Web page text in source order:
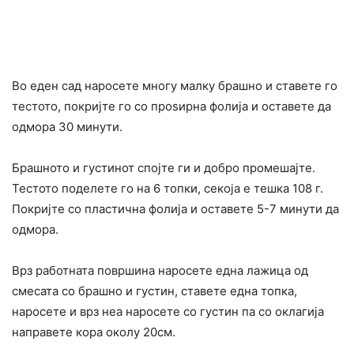
Во еден сад наросете многу малку брашно и ставете го
тестото, покријте го со проѕирна фолија и оставете да
одмора 30 минути.
Брашното и густинот спојте ги и добро промешајте.
Тестото поделете го на 6 топки, секоја е тешка 108 г.
Покријте со пластична фолија и оставете 5-7 минути да
одмора.
Врз работната површина наросете една лажица од
смесата со брашно и густин, ставете една топка,
наросете и врз неа наросете со густин па со оклагија
направете кора околу 20см.